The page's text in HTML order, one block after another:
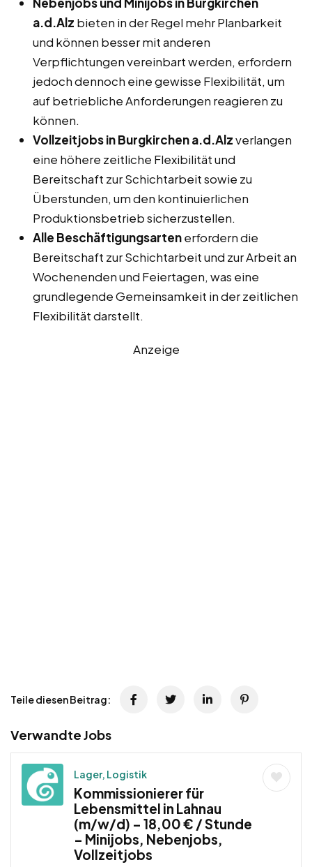
a.d.Alz bieten in der Regel mehr Planbarkeit
und können besser mit anderen
Verpflichtungen vereinbart werden, erfordern
jedoch dennoch eine gewisse Flexibilität, um
auf betriebliche Anforderungen reagieren zu
können.
Vollzeitjobs in Burgkirchen a.d.Alzverlangen
eine höhere zeitliche Flexibilität und
Bereitschaft zur Schichtarbeit sowie zu
Überstunden, um den kontinuierlichen
Produktionsbetrieb sicherzustellen.
Alle Beschäftigungsartenerfordern die
Bereitschaft zur Schichtarbeit und zur Arbeit an
Wochenenden und Feiertagen, was eine
grundlegende Gemeinsamkeit in der zeitlichen
Flexibilität darstellt.
Anzeige
Teile diesen Beitrag:
Verwandte Jobs
Lager, Logistik
Kommissionierer für
Lebensmittel in Lahnau
(m/w/d) – 18,00 € / Stunde
– Minijobs, Nebenjobs,
Vollzeitjobs